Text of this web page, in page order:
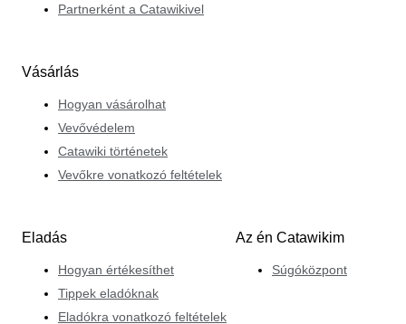
Partnerként a Catawikivel
Vásárlás
Hogyan vásárolhat
Vevővédelem
Catawiki történetek
Vevőkre vonatkozó feltételek
Eladás
Hogyan értékesíthet
Tippek eladóknak
Eladókra vonatkozó feltételek
Az én Catawikim
Súgóközpont